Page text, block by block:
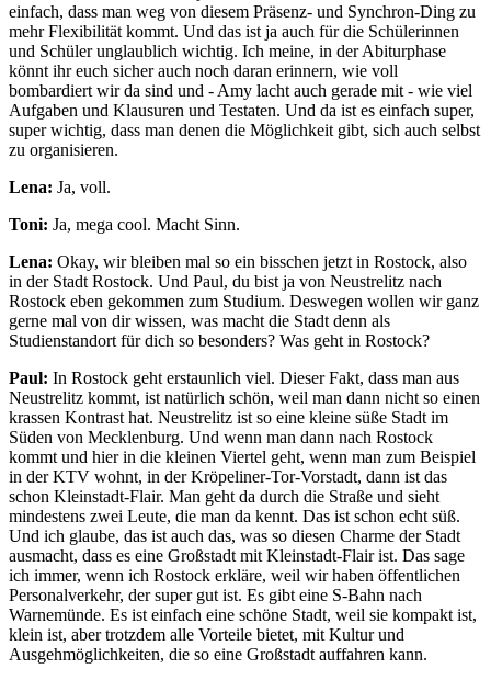
einfach, dass man weg von diesem Präsenz- und Synchron-Ding zu
mehr Flexibilität kommt. Und das ist ja auch für die Schülerinnen
und Schüler unglaublich wichtig. Ich meine, in der Abiturphase
könnt ihr euch sicher auch noch daran erinnern, wie voll
bombardiert wir da sind und - Amy lacht auch gerade mit - wie viel
Aufgaben und Klausuren und Testaten. Und da ist es einfach super,
super wichtig, dass man denen die Möglichkeit gibt, sich auch selbst
zu organisieren.
Lena: Ja, voll.
Toni: Ja, mega cool. Macht Sinn.
Lena: Okay, wir bleiben mal so ein bisschen jetzt in Rostock, also
in der Stadt Rostock. Und Paul, du bist ja von Neustrelitz nach
Rostock eben gekommen zum Studium. Deswegen wollen wir ganz
gerne mal von dir wissen, was macht die Stadt denn als
Studienstandort für dich so besonders? Was geht in Rostock?
Paul: In Rostock geht erstaunlich viel. Dieser Fakt, dass man aus
Neustrelitz kommt, ist natürlich schön, weil man dann nicht so einen
krassen Kontrast hat. Neustrelitz ist so eine kleine süße Stadt im
Süden von Mecklenburg. Und wenn man dann nach Rostock
kommt und hier in die kleinen Viertel geht, wenn man zum Beispiel
in der KTV wohnt, in der Kröpeliner-Tor-Vorstadt, dann ist das
schon Kleinstadt-Flair. Man geht da durch die Straße und sieht
mindestens zwei Leute, die man da kennt. Das ist schon echt süß.
Und ich glaube, das ist auch das, was so diesen Charme der Stadt
ausmacht, dass es eine Großstadt mit Kleinstadt-Flair ist. Das sage
ich immer, wenn ich Rostock erkläre, weil wir haben öffentlichen
Personalverkehr, der super gut ist. Es gibt eine S-Bahn nach
Warnemünde. Es ist einfach eine schöne Stadt, weil sie kompakt ist,
klein ist, aber trotzdem alle Vorteile bietet, mit Kultur und
Ausgehmöglichkeiten, die so eine Großstadt auffahren kann.